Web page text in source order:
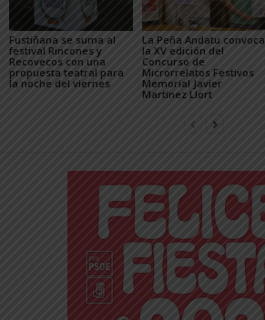
Fustiñana se suma al
festival Rincones y
Recovecos con una
propuesta teatral para
la noche del viernes
La Peña Andatu convoca
la XV edición del
Concurso de
Microrrelatos Festivos
Memorial Javier
Martínez Llort